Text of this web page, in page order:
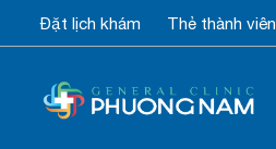
Đặt lịch khám Thẻ thành viên